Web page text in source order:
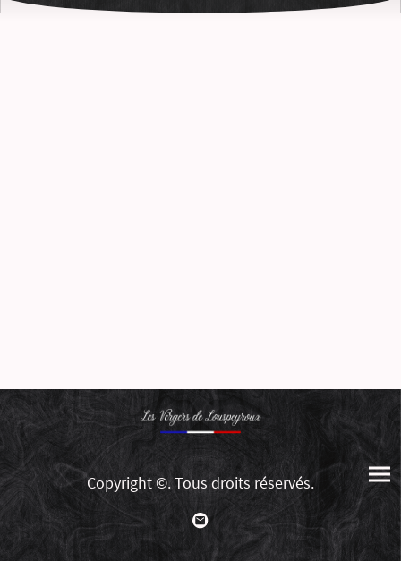
Copyright ©. Tous droits réservés.